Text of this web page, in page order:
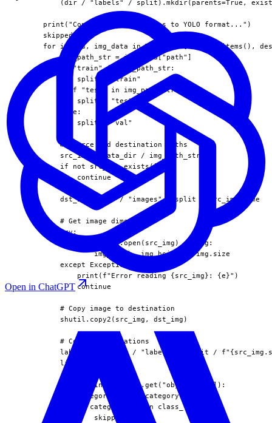
(dir / "labels" / split).mkdir(parents=True,
      print("Converting annotations to YOLO format...")
      skipped = 0
for img_id, img_data in TQDM(data["imgs"].items(),
          img_path_str = img_data["path"]
          if "train" in img_path_str:
              split = "train"
          elif "test" in img_path_str:
              split = "test"
          else:
              split = "val"
          # Source and destination paths
          src_img = data_dir / img_path_str
          if not src_img.exists():
              continue
          dst_img = dir / "images" / split / src_img.name
          # Get image dimensions
          try:
              with Image.open(src_img) as img:
                  img_width, img_height = img.size
          except Exception as e:
              print(f"Error reading {src_img}: {e}")
              continue
          # Copy image to destination
          shutil.copy2(src_img, dst_img)
          # Convert annotations
label_file = dir / "labels" / split /
          lines = []
          for obj in img_data.get("objects", []):
              category = obj["category"]
              if category not in class_to_idx:
                  skipped += 1
Open in ChatGPT